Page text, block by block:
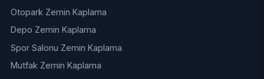
Otopark Zemin Kaplama
Depo Zemin Kaplama
Spor Salonu Zemin Kaplama
Mutfak Zemin Kaplama